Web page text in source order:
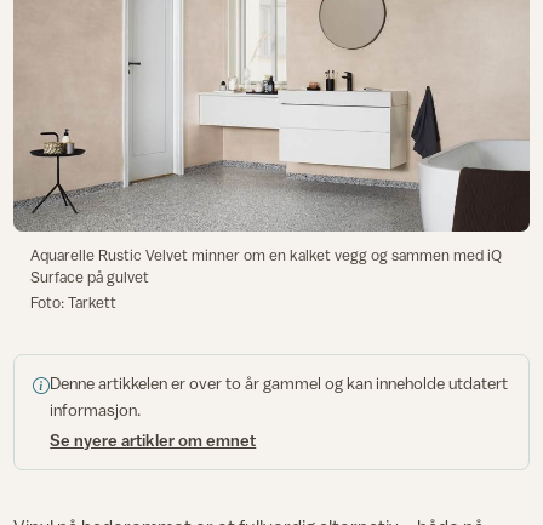
Aquarelle Rustic Velvet minner om en kalket vegg og sammen med iQ
Surface på gulvet
Foto: Tarkett
Denne artikkelen er over to år gammel og kan inneholde utdatert
informasjon.
Se nyere artikler om emnet